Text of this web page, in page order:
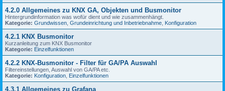
4.2.0 Allgemeines zu KNX GA, Objekten und Busmonitor
Hintergrundinformation was wofür dient und wie zusammenhängt.
Kategorie: Grundwissen Grundeinrichtung und Inbetriebnahme Konfiguration
4.2.1 KNX Busmonitor
Kurzanleitung zum KNX Busmonitor
Kategorie: Einzelfunktionen
4.2.2 KNX-Busmonitor - Filter für GA/PA Auswahl
Filtereinstellungen, Auswahl von GA/PA etc.
Kategorie: Konfiguration Einzelfunktionen
4.3.1 Allgemeines zu Grafana